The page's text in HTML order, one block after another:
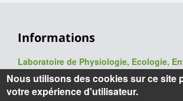
Informations
Laboratoire de Physiologie, Ecologie,
(P2E, ex-LBLGC)
UR 1207 / USC INRAE 1328
Nous utilisons des cookies sur ce site
votre expérience d'utilisateur.